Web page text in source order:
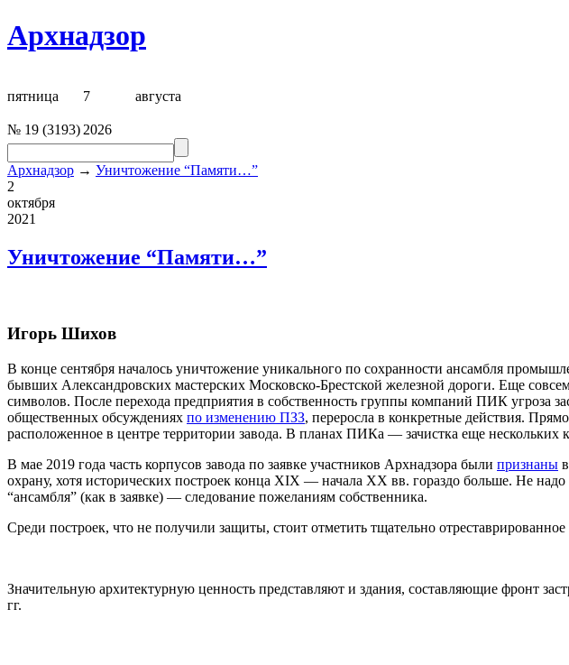
Архнадзор
пятница 7 августа
№ 19 (3193) 2026
Архнадзор → Уничтожение “Памяти…”
2
октября
2021
Уничтожение “Памяти…”
Игорь Шихов
В конце сентября началось уничтожение уникального по сохранности ансамбля
бывших Александровских мастерских Московско-Брестской железной дороги. Еще
символов. После перехода предприятия в собственность группы компаний ПИК угроза
общественных обсуждениях по изменению ПЗЗ, переросла в конкретные действия.
расположенное в центре территории завода. В планах ПИКа — зачистка еще нескольких
В мае 2019 года часть корпусов завода по заявке участников Архнадзора были признаны
охрану, хотя исторических построек конца XIX — начала XX вв. гораздо больше. Не
“ансамбля” (как в заявке) — следование пожеланиям собственника.
Среди построек, что не получили защиты, стоит отметить тщательно
Значительную архитектурную ценность представляют и здания, составляющие фронт
гг.